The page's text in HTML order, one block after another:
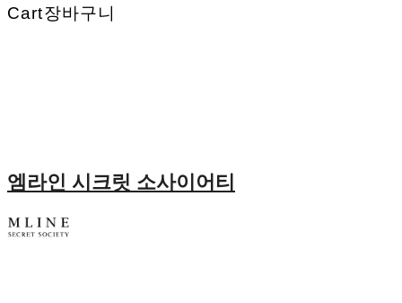
Cart장바구니
엠라인 시크릿 소사이어티